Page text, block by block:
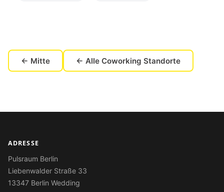
← Mitte ← Alle Coworking Standorte
ADRESSE
Pulsraum Berlin
Liebenwalder Straße 33
13347 Berlin Wedding